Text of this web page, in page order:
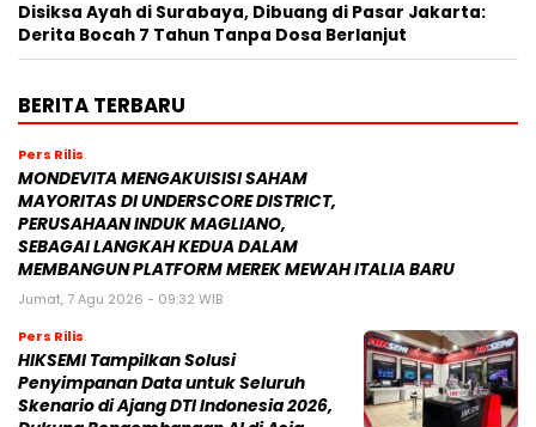
Disiksa Ayah di Surabaya, Dibuang di Pasar Jakarta:
Derita Bocah 7 Tahun Tanpa Dosa Berlanjut
BERITA TERBARU
Pers Rilis
MONDEVITA MENGAKUISISI SAHAM
MAYORITAS DI UNDERSCORE DISTRICT,
PERUSAHAAN INDUK MAGLIANO,
SEBAGAI LANGKAH KEDUA DALAM
MEMBANGUN PLATFORM MEREK MEWAH ITALIA BARU
Jumat, 7 Agu 2026 - 09:32 WIB
Pers Rilis
HIKSEMI Tampilkan Solusi
Penyimpanan Data untuk Seluruh
Skenario di Ajang DTI Indonesia 2026,